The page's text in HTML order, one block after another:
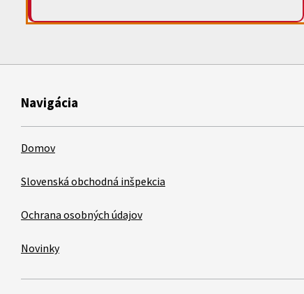
Navigácia
Domov
Slovenská obchodná inšpekcia
Ochrana osobných údajov
Novinky